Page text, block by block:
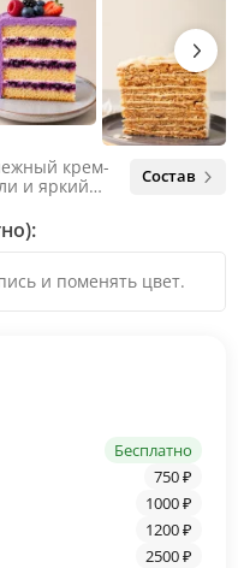
крем-
и яркий
не
Состав
Бесплатно
750 ₽
1000 ₽
1200 ₽
2500 ₽